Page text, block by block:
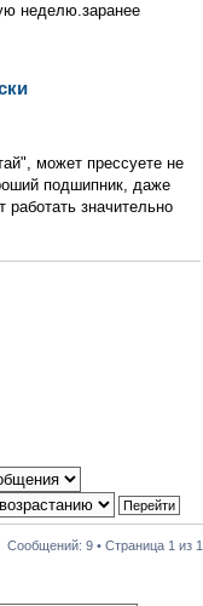
неделю.заранее
может прессуете не
подшипник, даже
работать значительно
Сообщений: 9 • Страница 1 из 1